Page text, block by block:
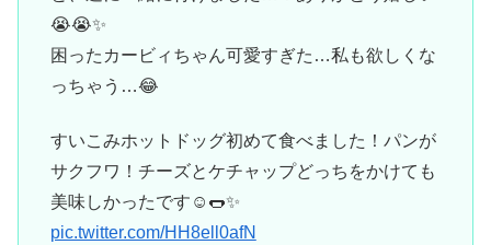
😭😭✨
困ったカービィちゃん可愛すぎた…私も欲しくな
っちゃう…😂
すいこみホットドッグ初めて食べました！パンが
サクフワ！チーズとケチャップどっちをかけても
美味しかったです☺️🌭✨
pic.twitter.com/HH8ell0afN